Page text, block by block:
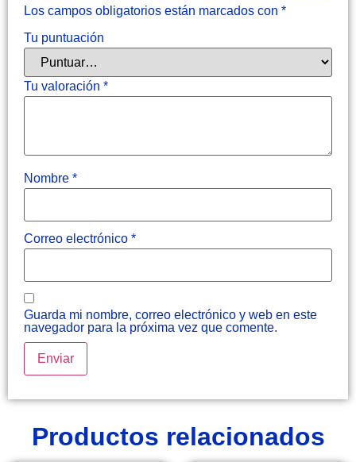
Los campos obligatorios están marcados con *
Tu puntuación
Tu valoración *
Nombre *
Correo electrónico *
Guarda mi nombre, correo electrónico y web en este
navegador para la próxima vez que comente.
Productos relacionados